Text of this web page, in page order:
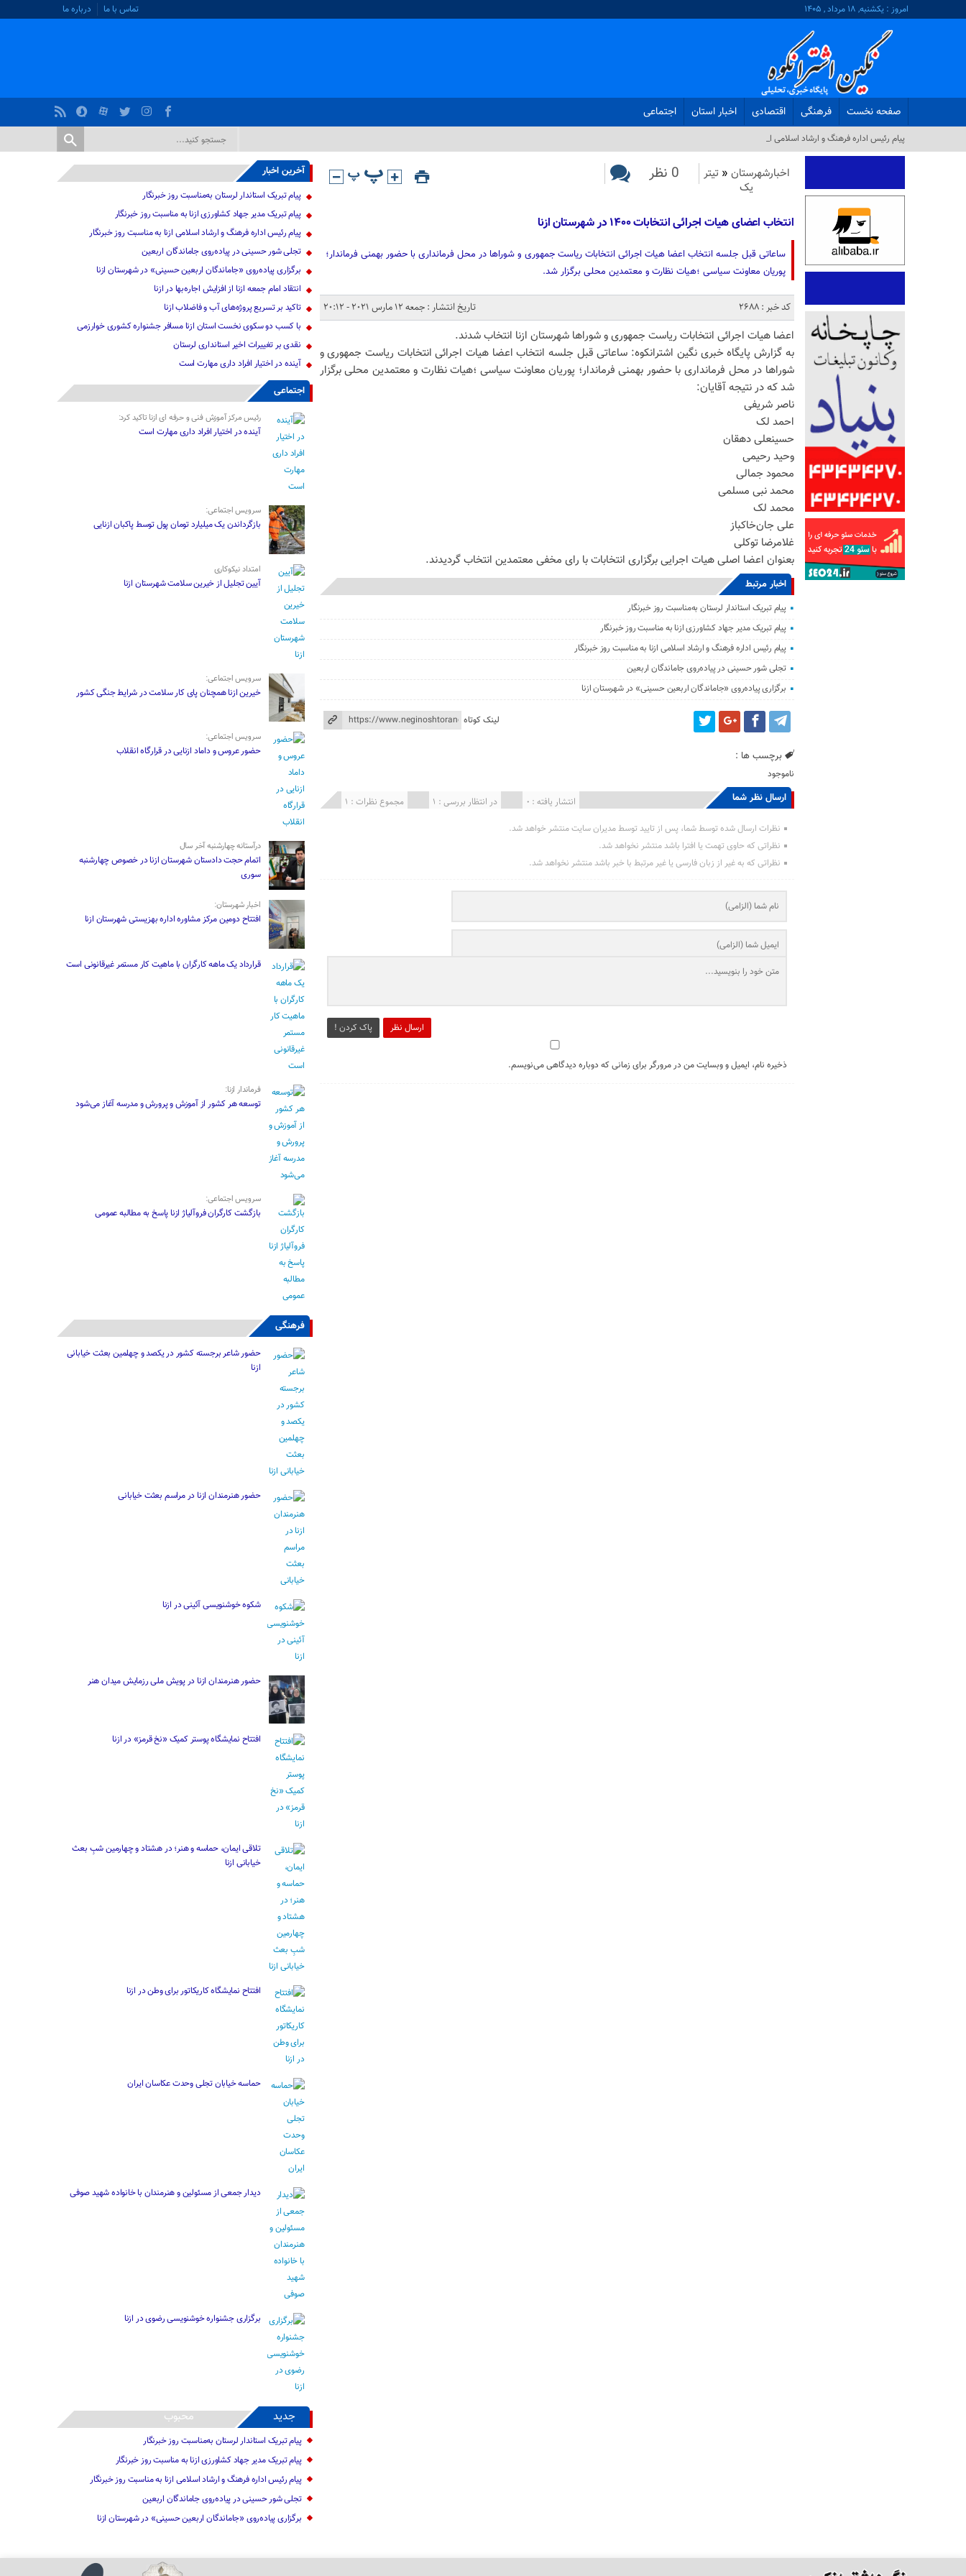
امروز : یکشنبه, ۱۸ مرداد , ۱۴۰۵ تماس با ما درباره ما
صفحه نخست فرهنگی اقتصادی اخبار استان اجتماعی
پیام رئیس اداره فرهنگ و ارشاد اسلامی ازنا به مناسب_
اخبارشهرستان « تیتر
یک
0 نظر
انتخاب اعضای هیات اجرائی انتخابات ۱۴۰۰ در شهرستان ازنا
ساعاتی قبل جلسه انتخاب اعضا هیات اجرائی انتخابات ریاست جمهوری و شوراها در محل فرمانداری با حضور بهمنی فرماندار؛
پوریان معاونت سیاسی ؛هیات نظارت و معتمدین محلی برگزار شد.
کد خبر : 2688
تاریخ انتشار : جمعه 12 مارس 2021 - 20:12
اعضا هیات اجرائی انتخابات ریاست جمهوری و شوراها شهرستان ازنا انتخاب شدند.
به گزارش پایگاه خبری نگین اشترانکوه: ساعاتی قبل جلسه انتخاب اعضا هیات اجرائی انتخابات ریاست جمهوری و
شوراها در محل فرمانداری با حضور بهمنی فرماندار؛ پوریان معاونت سیاسی ؛هیات نظارت و معتمدین محلی برگزار
شد که در نتیجه آقایان:
ناصر شریفی
احمد لک
حسینعلی دهقان
وحید رحیمی
محمود جمالی
محمد نبی مسلمی
محمد لک
علی جان‌خاکباز
غلامرضا توکلی
بعنوان اعضا اصلی هیات اجرایی برگزاری انتخابات با رای مخفی معتمدین انتخاب گردیدند.
اخبار مرتبط
پیام تبریک استاندار لرستان به‌مناسبت روز خبرنگار
پیام تبریک مدیر جهاد کشاورزی ازنا به مناسبت روز خبرنگار
پیام رئیس اداره فرهنگ و ارشاد اسلامی ازنا به مناسبت روز خبرنگار
تجلی شور حسینی در پیاده‌روی جاماندگان اربعین
برگزاری پیاده‌روی «جاماندگان اربعین حسینی» در شهرستان ازنا
لینک کوتاه
برچسب ها :
ناموجود
ارسال نظر شما مجموع نظرات : 1 در انتظار بررسی : 1 انتشار یافته : 0
نظرات ارسال شده توسط شما، پس از تایید توسط مدیران سایت منتشر خواهد شد.
نظراتی که حاوی تهمت یا افترا باشد منتشر نخواهد شد.
نظراتی که به غیر از زبان فارسی یا غیر مرتبط با خبر باشد منتشر نخواهد شد.
ارسال نظر پاک کردن !
ذخیره نام، ایمیل و وبسایت من در مرورگر برای زمانی که دوباره دیدگاهی می‌نویسم.
آخرین اخبار
پیام تبریک استاندار لرستان به‌مناسبت روز خبرنگار
پیام تبریک مدیر جهاد کشاورزی ازنا به مناسبت روز خبرنگار
پیام رئیس اداره فرهنگ و ارشاد اسلامی ازنا به مناسبت روز خبرنگار
تجلی شور حسینی در پیاده‌روی جاماندگان اربعین
برگزاری پیاده‌روی «جاماندگان اربعین حسینی» در شهرستان ازنا
انتقاد امام جمعه ازنا از افزایش اجاره‌بها در ازنا
تاکید بر تسریع پروژه‌های آب و فاضلاب ازنا
با کسب دو سکوی نخست استان ازنا مسافر جشنواره کشوری خوارزمی
نقدی بر تغییرات اخیر استانداری لرستان
آینده در اختیار افراد داری مهارت است
اجتماعی
رئیس مرکز آموزش فنی و حرفه ای ازنا تاکید کرد:
آینده در اختیار افراد داری مهارت است
سرویس اجتماعی:
بازگرداندن یک میلیارد تومان پول توسط پاکبان ازنایی
امتداد نیکوکاری
آیین تجلیل از خیرین سلامت شهرستان ازنا
سرویس اجتماعی:
خیرین ازنا همچنان پای کار سلامت در شرایط جنگی کشور
سرویس اجتماعی:
حضور عروس و داماد ازنایی در قرارگاه انقلاب
درآستانه چهارشنبه آخر سال
اتمام حجت دادستان شهرستان ازنا در خصوص چهارشنبه
‌سوری
اخبار شهرستان:
افتتاح دومین مرکز مشاوره اداره بهزیستی شهرستان ازنا
قرارداد یک ماهه کارگران با ماهیت کار مستمر غیرقانونی است
فرماندار ازنا:
توسعه هر کشور از آموزش و پرورش و مدرسه آغاز می‌شود
سرویس اجتماعی:
بازگشت کارگران فروآلیاژ ازنا پاسخ به مطالبه عمومی
فرهنگی
حضور شاعر برجسته کشور در یکصد و چهلمین بعثت خیابانی
ازنا
حضور هنرمندان ازنا در مراسم بعثت خیابانی
شکوه خوشنویسی آئینی در ازنا
حضور هنرمندان ازنا در پویش ملی رزمایش میدان هنر
افتتاح نمایشگاه پوستر کمیک «نخ قرمز» در ازنا
تلاقی ایمان، حماسه و هنر؛ در هشتاد و چهارمین شبِ بعث
خیابانی ازنا
افتتاح نمایشگاه کاریکاتور برای وطن در ازنا
حماسه خیابان تجلی وحدت عکاسان ایران
دیدار جمعی از مسئولین و هنرمندان با خانواده شهید صوفی
برگزاری جشنواره خوشنویسی رضوی در ازنا
جدید محبوب
پیام تبریک استاندار لرستان به‌مناسبت روز خبرنگار
پیام تبریک مدیر جهاد کشاورزی ازنا به مناسبت روز خبرنگار
پیام رئیس اداره فرهنگ و ارشاد اسلامی ازنا به مناسبت روز خبرنگار
تجلی شور حسینی در پیاده‌روی جاماندگان اربعین
برگزاری پیاده‌روی «جاماندگان اربعین حسینی» در شهرستان ازنا